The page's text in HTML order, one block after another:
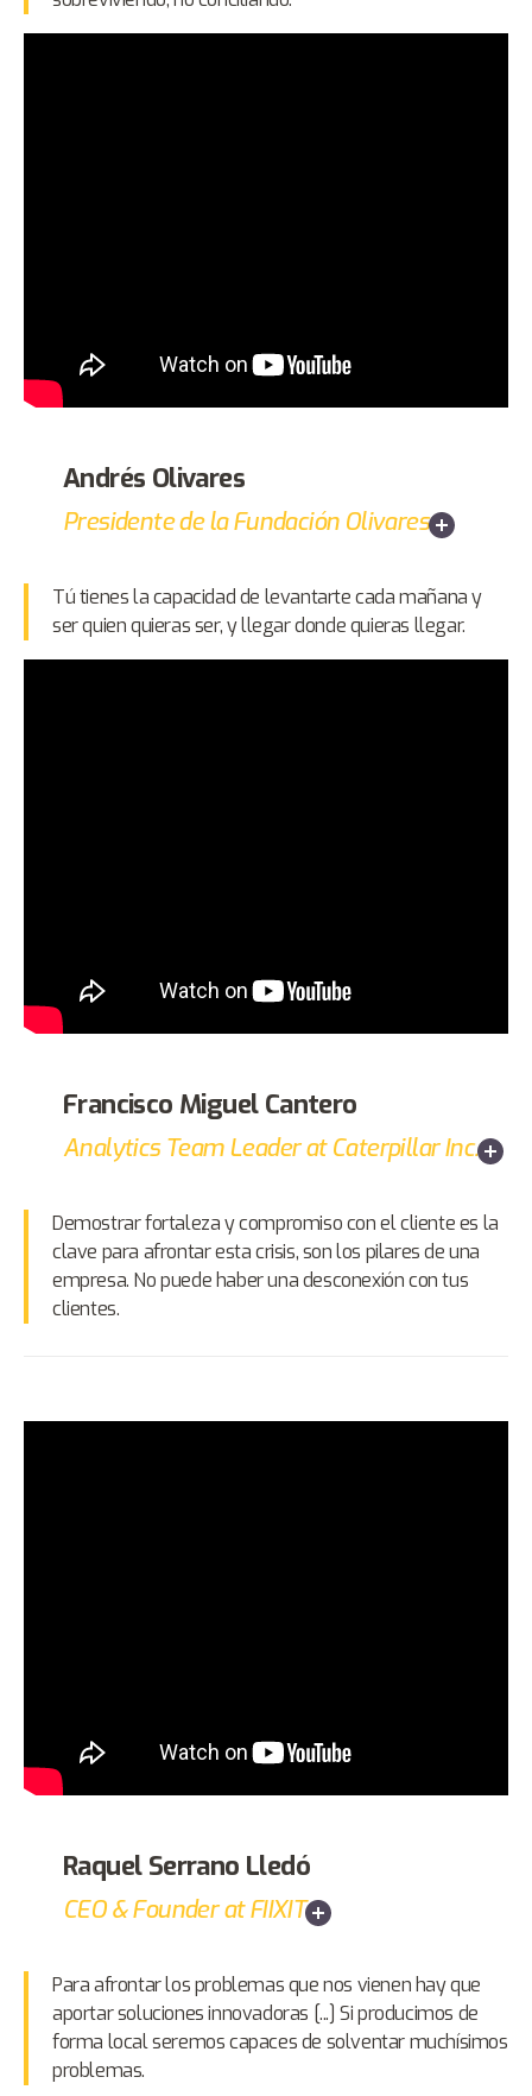
Andrés Olivares
Presidente de la Fundación Olivares
Tú tienes la capacidad de levantarte cada mañana y
ser quien quieras ser, y llegar donde quieras llegar.
Francisco Miguel Cantero
Analytics Team Leader at Caterpillar Inc.
Demostrar fortaleza y compromiso con el cliente es la
clave para afrontar esta crisis, son los pilares de una
empresa. No puede haber una desconexión con tus
clientes.
Raquel Serrano Lledó
CEO & Founder at FIIXIT
Para afrontar los problemas que nos vienen hay que
aportar soluciones innovadoras [...] Si producimos de
forma local seremos capaces de solventar muchísimos
problemas.